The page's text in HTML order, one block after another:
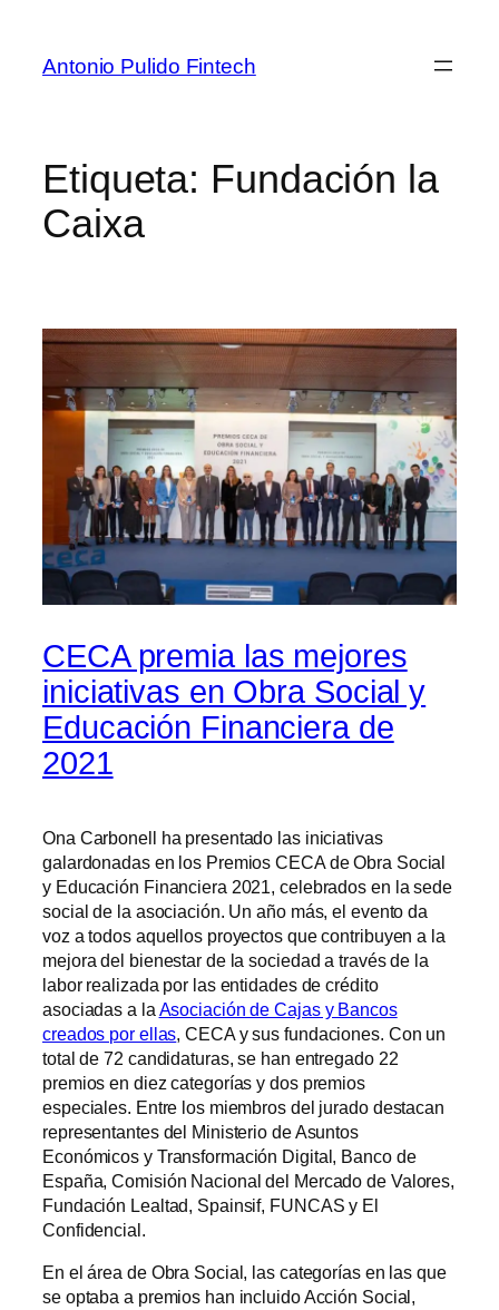
Antonio Pulido Fintech
Etiqueta: Fundación la
Caixa
CECA premia las mejores
iniciativas en Obra Social y
Educación Financiera de
2021
Ona Carbonell ha presentado las iniciativas
galardonadas en los Premios CECA de Obra Social
y Educación Financiera 2021, celebrados en la sede
social de la asociación. Un año más, el evento da
voz a todos aquellos proyectos que contribuyen a la
mejora del bienestar de la sociedad a través de la
labor realizada por las entidades de crédito
asociadas a la Asociación de Cajas y Bancos
creados por ellas, CECA y sus fundaciones. Con un
total de 72 candidaturas, se han entregado 22
premios en diez categorías y dos premios
especiales. Entre los miembros del jurado destacan
representantes del Ministerio de Asuntos
Económicos y Transformación Digital, Banco de
España, Comisión Nacional del Mercado de Valores,
Fundación Lealtad, Spainsif, FUNCAS y El
Confidencial.
En el área de Obra Social, las categorías en las que
se optaba a premios han incluido Acción Social,